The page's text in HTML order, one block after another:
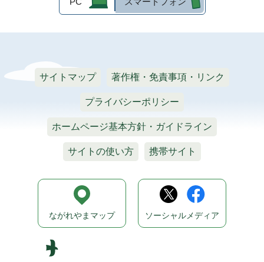
サイトマップ 著作権・免責事項・リンク
プライバシーポリシー
ホームページ基本方針・ガイドライン
サイトの使い方 携帯サイト
ながれやまマップ ソーシャルメディア